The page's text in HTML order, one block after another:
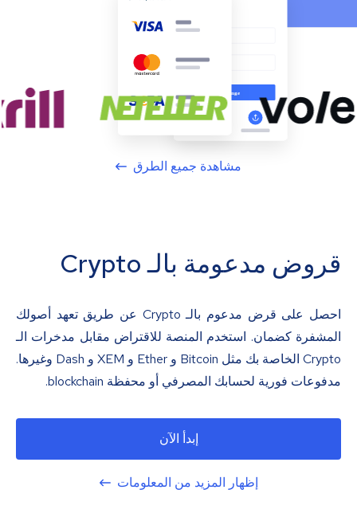
مشاهدة جميع الطرق
قروض مدعومة بالـ Crypto
احصل على قرض مدعوم بالـ Crypto عن طريق تعهد أصولك
المشفرة كضمان. استخدم المنصة للاقتراض مقابل مدخرات الـ
Crypto الخاصة بك مثل Bitcoin و Ether و XEM و Dash وغيرها.
مدفوعات فورية لحسابك المصرفي أو محفظة blockchain.
إبدأ الآن
إظهار المزيد من المعلومات